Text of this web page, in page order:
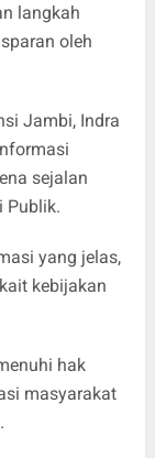
langkah
oleh
Jambi, Indra
sejalan
Publik.
yang jelas,
kebijakan
hak
masyarakat